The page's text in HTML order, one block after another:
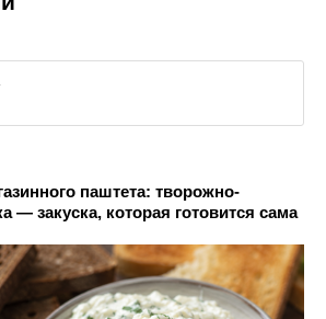
паштета: творожно-
— закуска, которая готовится сама